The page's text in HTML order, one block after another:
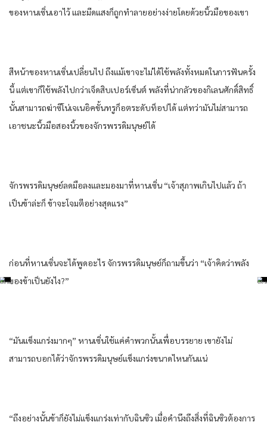
ของหานเซิ่นเอาไว้ และมีดแสงก็ถูกทำลายอย่างง่ายโดยด้วยนิ้วมือของเขา
สีหน้าของหานเซิ่นเปลี่ยนไป ถึงแม้เขาจะไม่ได้ใช้พลังทั้งหมดในการฟันครั้ง
นี้ แต่เขาก็ใช้พลังไปกว่าเจ็ดสิบเปอร์เซ็นต์ พลังที่น่ากลัวของกิเลนศักดิ์สิทธิ์
นั้นสามารถฆ่าซีโน่เจเนอิคขั้นทรูก็อตระดับท็อปได้ แต่ทว่ามันไม่สามารถ
เอาชนะนิ้วมือสองนิ้วของจักรพรรดิมนุษย์ได้
จักรพรรดิมนุษย์ลดมือลงและมองมาที่หานเซิ่น “เจ้าสุภาพเกินไปแล้ว ถ้า
เป็นข้าล่ะก็ ข้าจะโจมตีอย่างสุดแรง”
ก่อนที่หานเซิ่นจะได้พูดอะไร จักรพรรดิมนุษย์ก็ถามขึ้นว่า “เจ้าคิดว่าพลัง
ของข้าเป็นยังไง?”
“มันแข็งแกร่งมากๆ” หานเซิ่นใช้แค่คำพวกนั้นเพื่อบรรยาย เขายังไม่
สามารถบอกได้ว่าจักรพรรดิมนุษย์แข็งแกร่งขนาดไหนกันแน่
“ถึงอย่างนั้นข้าก็ยังไม่แข็งแกร่งเท่ากับฉินซิว เมื่อคำนึงถึงสิ่งที่ฉินซิวต้องการ